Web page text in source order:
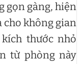
gọn gàng, hiện
cho không gian
thước nhỏ
từ phòng này